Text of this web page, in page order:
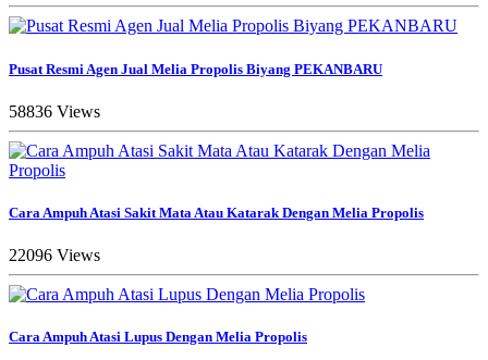
Pusat Resmi Agen Jual Melia Propolis Biyang PEKANBARU
58836 Views
Cara Ampuh Atasi Sakit Mata Atau Katarak Dengan Melia Propolis
22096 Views
Cara Ampuh Atasi Lupus Dengan Melia Propolis